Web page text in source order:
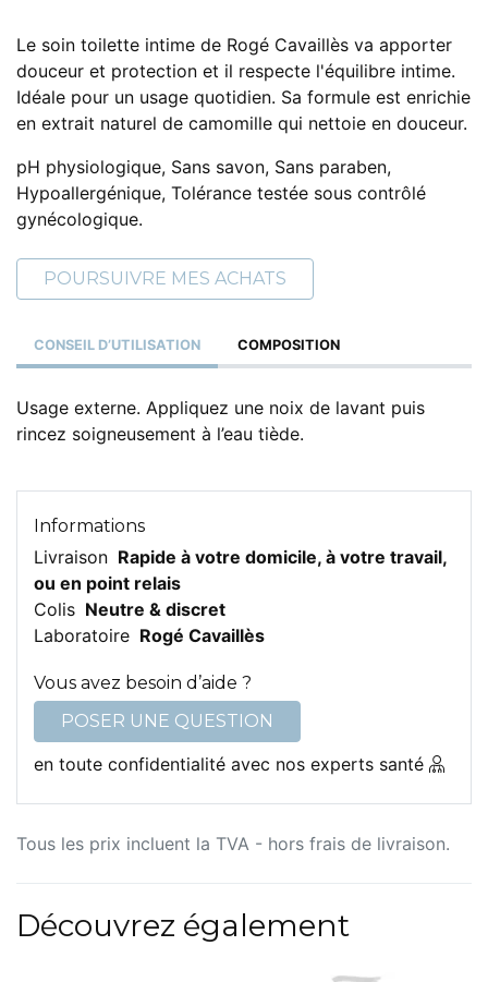
Le soin toilette intime de Rogé Cavaillès va apporter
douceur et protection et il respecte l'équilibre intime.
Idéale pour un usage quotidien. Sa formule est enrichie
en extrait naturel de camomille qui nettoie en douceur.
pH physiologique, Sans savon, Sans paraben,
Hypoallergénique, Tolérance testée sous contrôlé
gynécologique.
POURSUIVRE MES ACHATS
CONSEIL D’UTILISATION COMPOSITION
Usage externe. Appliquez une noix de lavant puis
rincez soigneusement à l’eau tiède.
Informations
Livraison Rapide à votre domicile, à votre travail,
ou en point relais
Colis Neutre & discret
Laboratoire Rogé Cavaillès
Vous avez besoin d’aide ?
POSER UNE QUESTION
en toute confidentialité avec nos experts santé
Tous les prix incluent la TVA - hors frais de livraison.
Découvrez également